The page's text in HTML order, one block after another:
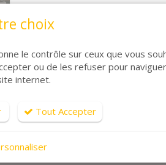
choix
le contrôle sur ceux que vous
ou de les refuser pour
internet.
Tout Accepter